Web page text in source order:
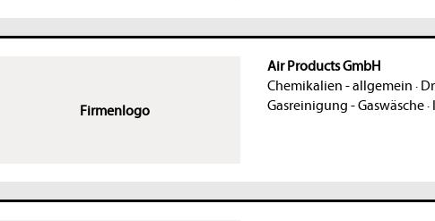
Firmenlogo
Air Products GmbH
Chemikalien - allgemein ·
Gasreinigung - Gaswäsche·